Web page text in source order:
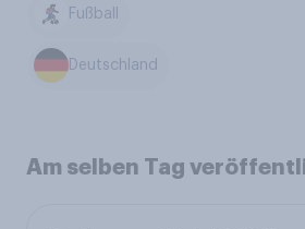
Fußball
Deutschland
Am selben Tag